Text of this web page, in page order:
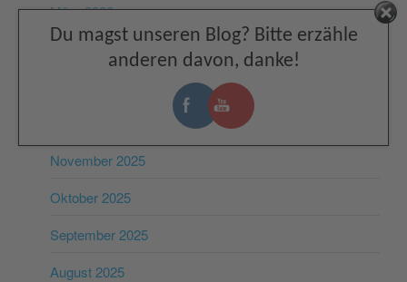
März 2026
Februar 2026
November 2025
Oktober 2025
September 2025
August 2025
Du magst unseren Blog? Bitte erzähle
anderen davon, danke!
Facebook